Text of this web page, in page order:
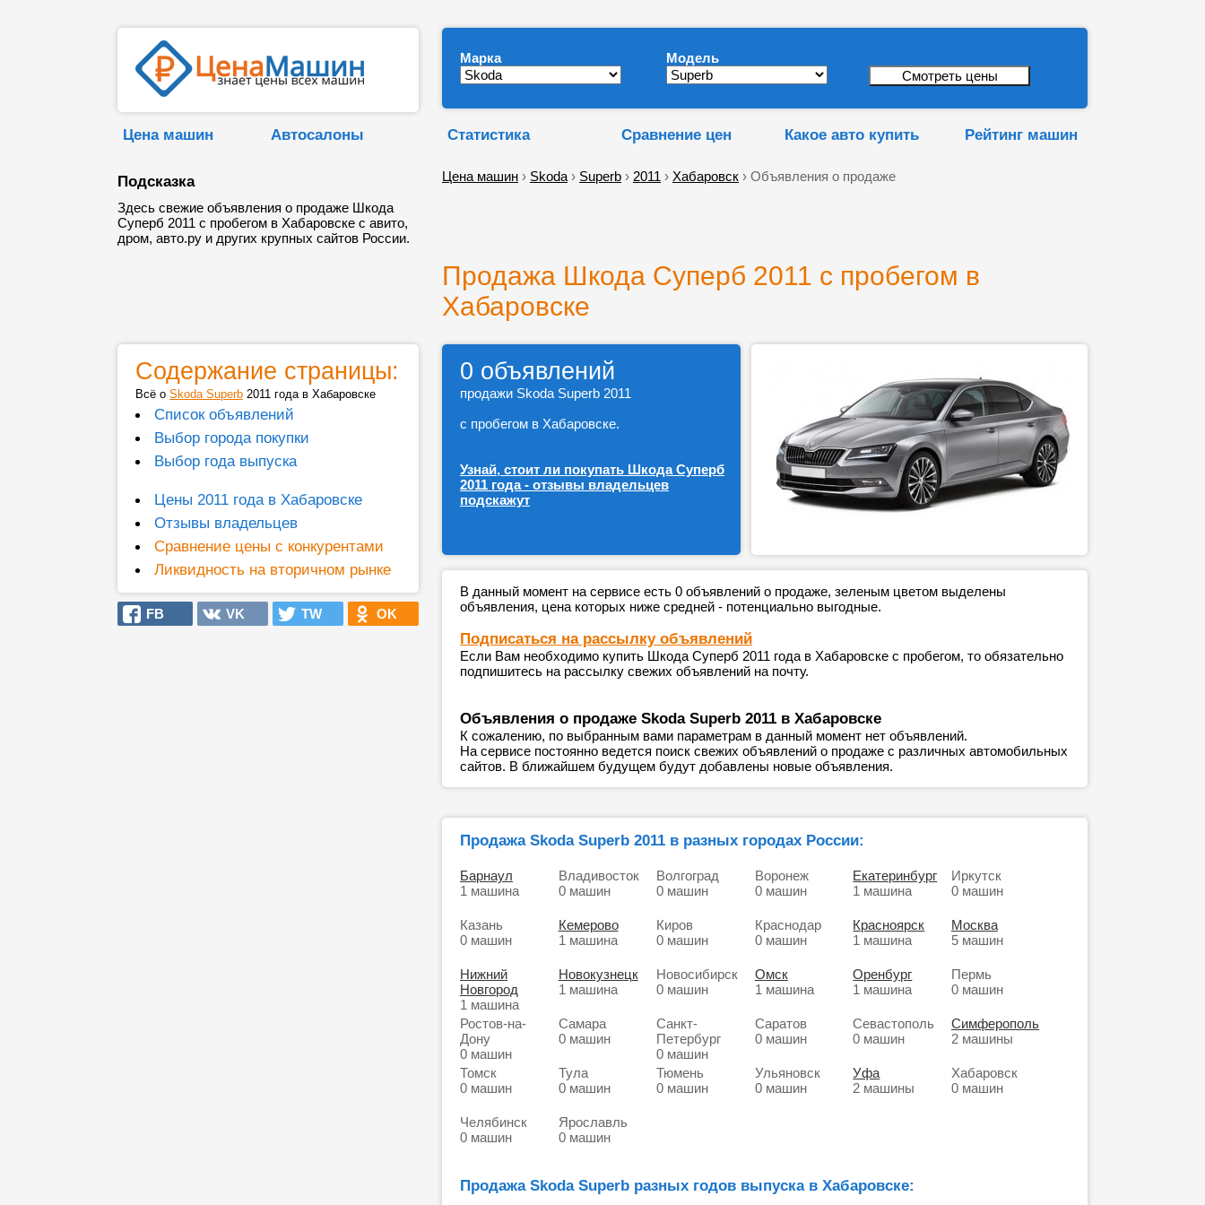
Марка Модель
Цена машин Автосалоны Статистика Сравнение цен Какое авто купить Рейтинг машин
Подсказка
Здесь свежие объявления о продаже Шкода
Суперб 2011 с пробегом в Хабаровске с авито,
дром, авто.ру и других крупных сайтов России.
Цена машин › Skoda › Superb › 2011 › Хабаровск › Объявления о продаже
Продажа Шкода Суперб 2011 с пробегом в
Хабаровске
Содержание страницы:
Всё о Skoda Superb 2011 года в Хабаровске
Список объявлений
Выбор города покупки
Выбор года выпуска
Цены 2011 года в Хабаровске
Отзывы владельцев
Сравнение цены с конкурентами
Ликвидность на вторичном рынке
FB VK TW OK
0 объявлений
продажи Skoda Superb 2011
с пробегом в Хабаровске.
Узнай, стоит ли покупать Шкода Суперб
2011 года - отзывы владельцев
подскажут
В данный момент на сервисе есть 0 объявлений о продаже, зеленым цветом выделены
объявления, цена которых ниже средней - потенциально выгодные.
Подписаться на рассылку объявлений
Если Вам необходимо купить Шкода Суперб 2011 года в Хабаровске с пробегом, то обязательно
подпишитесь на рассылку свежих объявлений на почту.
Объявления о продаже Skoda Superb 2011 в Хабаровске
К сожалению, по выбранным вами параметрам в данный момент нет объявлений.
На сервисе постоянно ведется поиск свежих объявлений о продаже с различных автомобильных
сайтов. В ближайшем будущем будут добавлены новые объявления.
Продажа Skoda Superb 2011 в разных городах России:
Барнаул
1 машина
Владивосток
0 машин
Волгоград
0 машин
Воронеж
0 машин
Екатеринбург
1 машина
Иркутск
0 машин
Казань
0 машин
Кемерово
1 машина
Киров
0 машин
Краснодар
0 машин
Красноярск
1 машина
Москва
5 машин
Нижний
Новгород
1 машина
Новокузнецк
1 машина
Новосибирск
0 машин
Омск
1 машина
Оренбург
1 машина
Пермь
0 машин
Ростов-на-
Дону
0 машин
Самара
0 машин
Санкт-
Петербург
0 машин
Саратов
0 машин
Севастополь
0 машин
Симферополь
2 машины
Томск
0 машин
Тула
0 машин
Тюмень
0 машин
Ульяновск
0 машин
Уфа
2 машины
Хабаровск
0 машин
Челябинск
0 машин
Ярославль
0 машин
Продажа Skoda Superb разных годов выпуска в Хабаровске: